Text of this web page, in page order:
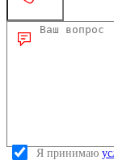
Я принимаю